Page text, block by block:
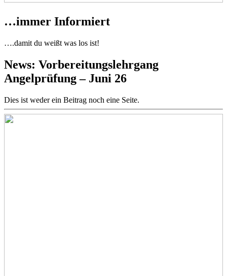
…immer Informiert
….damit du weißt was los ist!
News: Vorbereitungslehrgang
Angelprüfung – Juni 26
Dies ist weder ein Beitrag noch eine Seite.